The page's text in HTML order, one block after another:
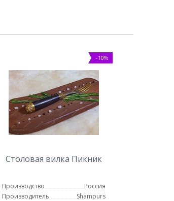
-10%
Столовая вилка Пикник
Производство
Россия
Производитель
Shampurs